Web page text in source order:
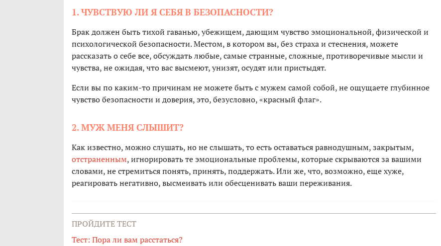
1. ЧУВСТВУЮ ЛИ Я СЕБЯ В БЕЗОПАСНОСТИ?
Брак должен быть тихой гаванью, убежищем, дающим чувство эмоциональной, физической и
психологической безопасности. Местом, в котором вы, без страха и стеснения, можете
рассказать о себе все, обсуждать любые, самые странные, сложные, противоречивые мысли и
чувства, не ожидая, что вас высмеют, унизят, осудят или пристыдят.
Если вы по каким-то причинам не можете быть с мужем самой собой, не ощущаете глубинное
чувство безопасности и доверия, это, безусловно, «красный флаг».
2. МУЖ МЕНЯ СЛЫШИТ?
Как известно, можно слушать, но не слышать, то есть оставаться равнодушным, закрытым,
отстраненным, игнорировать те эмоциональные проблемы, которые скрываются за вашими
словами, не стремиться понять, принять, поддержать. Или же, что, возможно, еще хуже,
реагировать негативно, высмеивать или обесценивать ваши переживания.
ПРОЙДИТЕ ТЕСТ
Тест: Пора ли вам расстаться?